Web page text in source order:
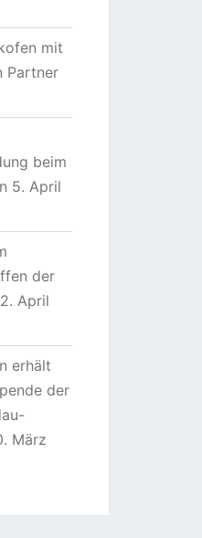
mit
Partner
beim
5. April
der
2. April
erhält
der
März